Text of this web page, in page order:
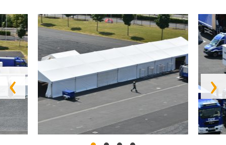
‹ ›